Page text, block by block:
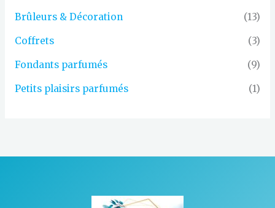
Brûleurs & Décoration (13)
Coffrets (3)
Fondants parfumés (9)
Petits plaisirs parfumés (1)